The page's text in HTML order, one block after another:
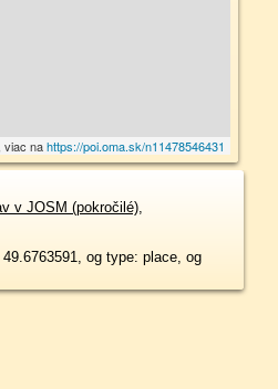
, viac nahttps://poi.oma.sk/n11478546431
v JOSM (pokročilé),
og type: place, og